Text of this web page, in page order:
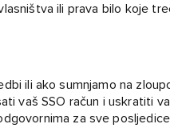
ili prava bilo koje
ili ako sumnjamo na
vaš SSO račun i uskratiti
za sve